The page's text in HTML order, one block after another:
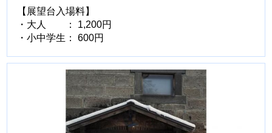
【展望台入場料】
・大人 ： 1,200円
・小中学生： 600円